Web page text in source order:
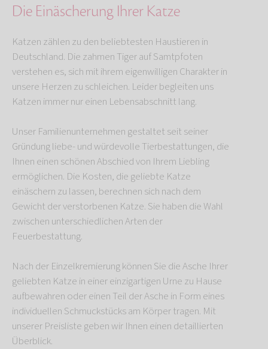
Die Einäscherung Ihrer Katze
Katzen zählen zu den beliebtesten Haustieren in
Deutschland. Die zahmen Tiger auf Samtpfoten
verstehen es, sich mit ihrem eigenwilligen Charakter in
unsere Herzen zu schleichen. Leider begleiten uns
Katzen immer nur einen Lebensabschnitt lang.
Unser Familienunternehmen gestaltet seit seiner
Gründung liebe- und würdevolle Tierbestattungen, die
Ihnen einen schönen Abschied von Ihrem Liebling
ermöglichen. Die Kosten, die geliebte Katze
einäschern zu lassen, berechnen sich nach dem
Gewicht der verstorbenen Katze. Sie haben die Wahl
zwischen unterschiedlichen Arten der
Feuerbestattung.
Nach der Einzelkremierung können Sie die Asche Ihrer
geliebten Katze in einer einzigartigen Urne zu Hause
aufbewahren oder einen Teil der Asche in Form eines
individuellen Schmuckstücks am Körper tragen. Mit
unserer Preisliste geben wir Ihnen einen detaillierten
Überblick.